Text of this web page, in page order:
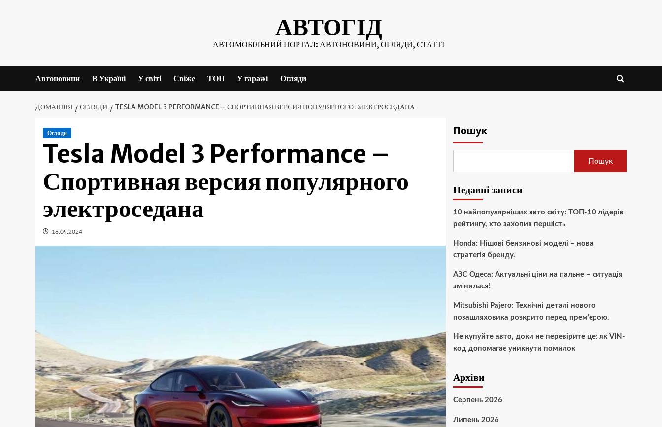
АВТОГІД
АВТОМОБІЛЬНИЙ ПОРТАЛ: АВТОНОВИНИ, ОГЛЯДИ, СТАТТІ
Автоновини В Україні У світі Свіже ТОП У гаражі Огляди
ДОМАШНЯ ОГЛЯДИ TESLA MODEL 3 PERFORMANCE – СПОРТИВНАЯ ВЕРСИЯ ПОПУЛЯРНОГО ЭЛЕКТРОСЕДАНА
Огляди
Tesla Model 3 Performance –
Спортивная версия популярного
электроседана
18.09.2024
Пошук
Пошук
Недавні записи
10 найпопулярніших авто світу: ТОП-10 лідерів
рейтингу, хто захопив першість
Honda: Нішові бензинові моделі – нова
стратегія бренду.
АЗС Одеса: Актуальні ціни на пальне – ситуація
змінилася!
Mitsubishi Pajero: Технічні деталі нового
позашляховика розкрито перед прем’єрою.
Не купуйте авто, доки не перевірите це: як VIN-
код допомагає уникнути помилок
Архіви
Серпень 2026
Липень 2026